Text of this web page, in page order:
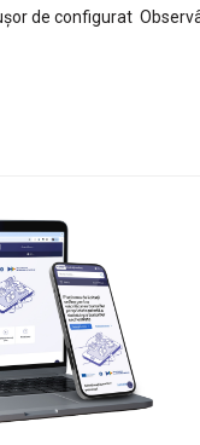
de configurat